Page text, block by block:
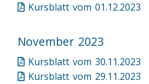
Kursblatt vom 01.12.2023
November 2023
Kursblatt vom 30.11.2023
Kursblatt vom 29.11.2023